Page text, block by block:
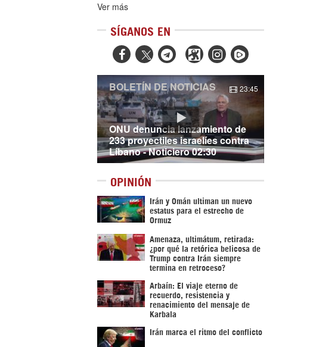
Ver más
SÍGANOS EN
  
ONU denuncia lanzamiento de
233 proyectiles israelíes contra
Líbano - Noticiero 02:30
BOLETÍN DE NOTICIAS 23:45
OPINIÓN
Irán y Omán ultiman un nuevo
estatus para el estrecho de
Ormuz
Amenaza, ultimátum, retirada:
¿por qué la retórica belicosa de
Trump contra Irán siempre
termina en retroceso?
Arbaín: El viaje eterno de
recuerdo, resistencia y
renacimiento del mensaje de
Karbala
Irán marca el ritmo del conflicto